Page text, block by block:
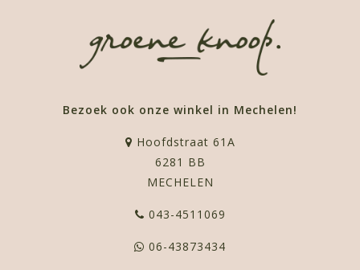
Bezoek ook onze winkel in Mechelen!
Hoofdstraat 61A
6281 BB
MECHELEN
043-4511069
06-43873434